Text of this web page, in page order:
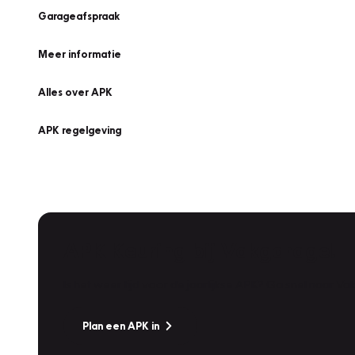
Garageafspraak
Meer informatie
Alles over APK
APK regelgeving
Plan een APK in